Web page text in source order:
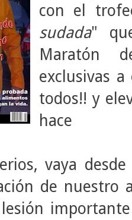
con el
sudada"
Maratón
exclusivas a
todos!! y
vaya
de nuestro